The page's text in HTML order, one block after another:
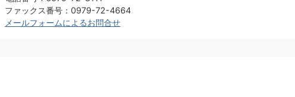
ファックス番号：0979-72-4664
メールフォームによるお問合せ